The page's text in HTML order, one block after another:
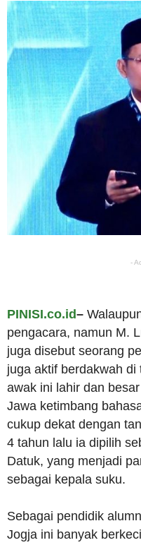
-
PINISI.co.id–
pengacara, namun M.
juga disebut seorang
juga aktif berdakwah
awak ini lahir dan
Jawa ketimbang
cukup dekat dengan
4 tahun lalu ia dipilih
Datuk, yang menjadi
sebagai kepala suku.
Sebagai pendidik
Jogja ini banyak